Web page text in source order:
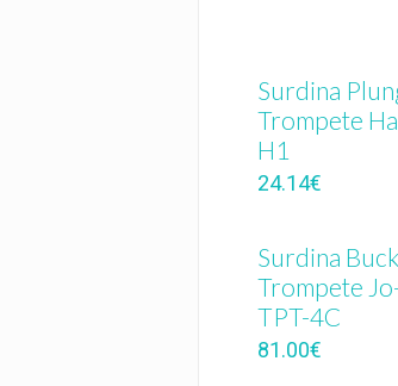
Surdina
Trompete
H1
24.14€
Surdina
Trompete
TPT-4C
81.00€